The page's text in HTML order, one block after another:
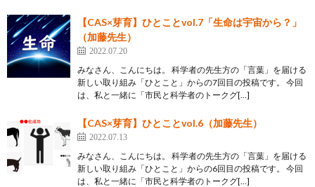
【CAS×芽育】ひとことvol.7「生命は宇宙から？」
（加藤先生）
2022.07.20
みなさん、こんにちは。 科学者の先生方の「言葉」を届ける
新しい取り組み「ひとこと」からの7回目の投稿です。 今回
は、私と一緒に「市民と科学者のトークグ[…]
【CAS×芽育】ひとことvol.6（加藤先生）
2022.07.13
みなさん、こんにちは。 科学者の先生方の「言葉」を届ける
新しい取り組み「ひとこと」からの6回目の投稿です。 今回
は、私と一緒に「市民と科学者のトークグ[…]